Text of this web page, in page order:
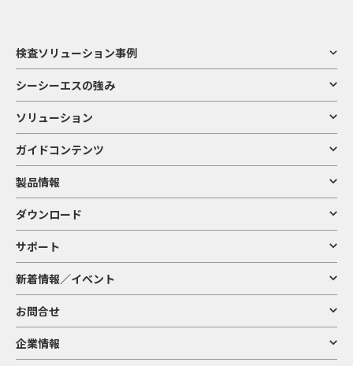
検査ソリューション事例
シーシーエスの強み
ソリューション
ガイドコンテンツ
製品情報
ダウンロード
サポート
新着情報／イベント
お問合せ
企業情報